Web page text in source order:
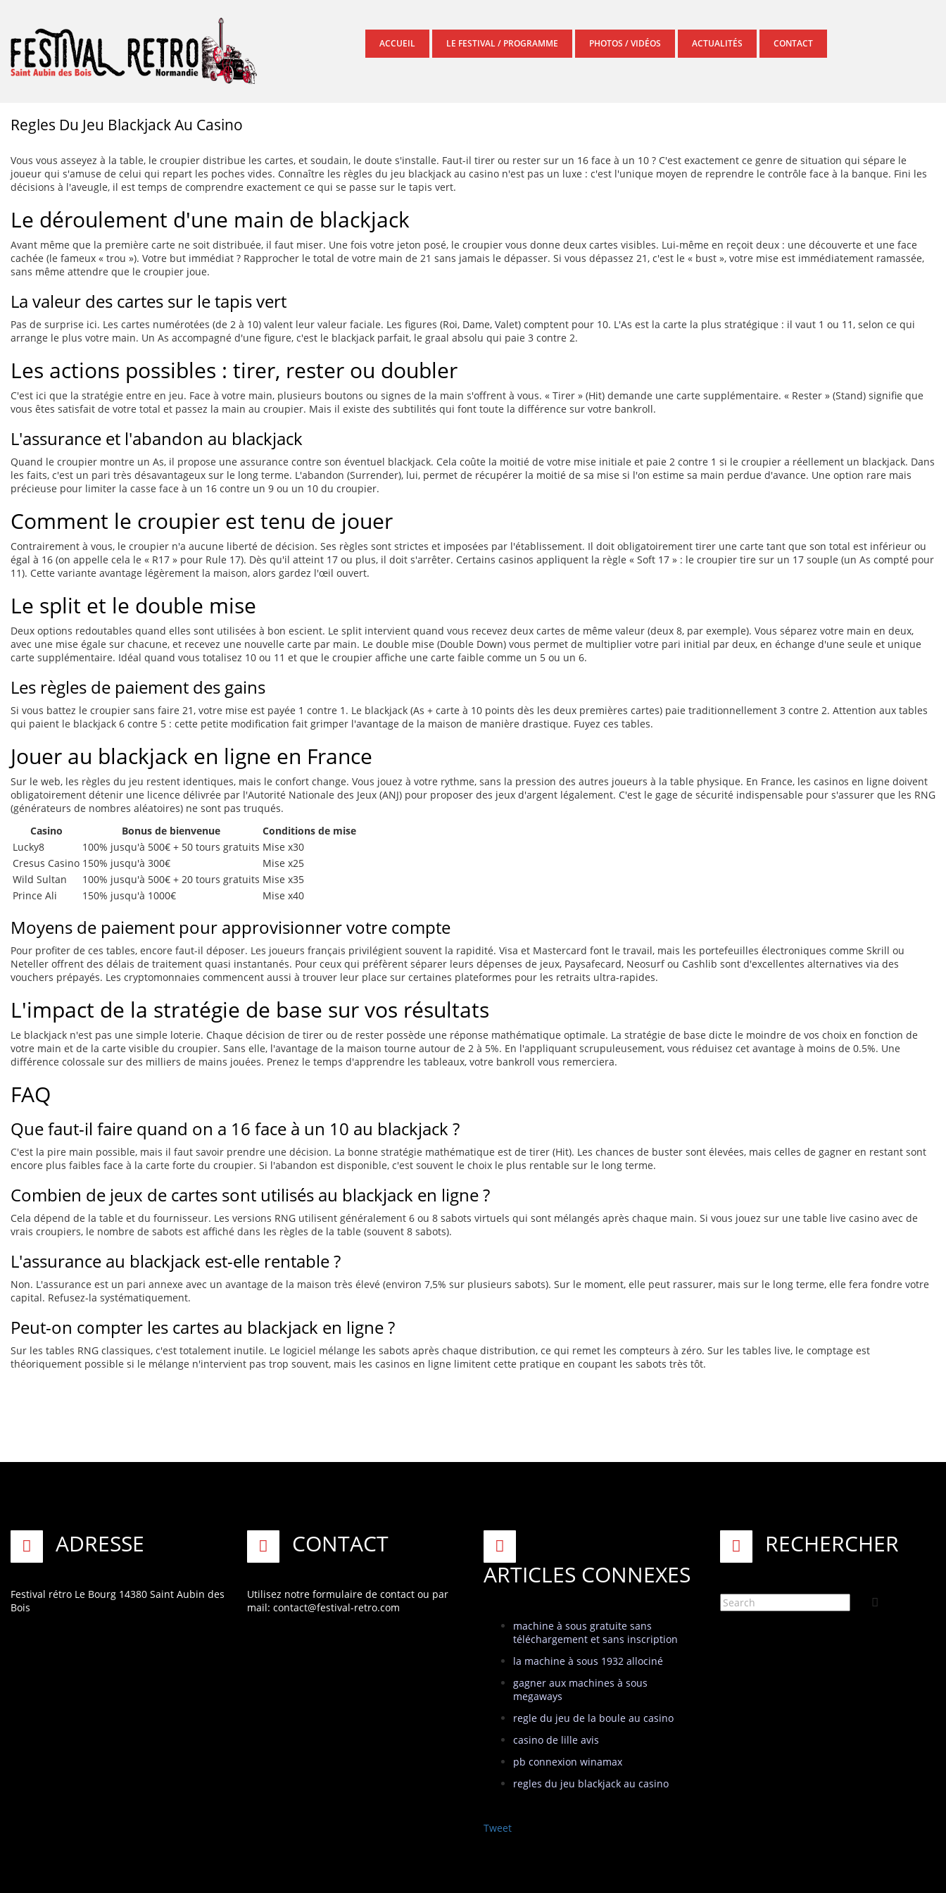
ACCUEIL LE FESTIVAL / PROGRAMME PHOTOS / VIDÉOS ACTUALITÉS CONTACT
Regles Du Jeu Blackjack Au Casino
Vous vous asseyez à la table, le croupier distribue les cartes, et soudain, le doute s'installe. Faut-il tirer ou rester sur un 16 face à un 10 ? C'est exactement ce genre de situation qui sépare le
joueur qui s'amuse de celui qui repart les poches vides. Connaître les règles du jeu blackjack au casino n'est pas un luxe : c'est l'unique moyen de reprendre le contrôle face à la banque. Fini les
décisions à l'aveugle, il est temps de comprendre exactement ce qui se passe sur le tapis vert.
Le déroulement d'une main de blackjack
Avant même que la première carte ne soit distribuée, il faut miser. Une fois votre jeton posé, le croupier vous donne deux cartes visibles. Lui-même en reçoit deux : une découverte et une face
cachée (le fameux « trou »). Votre but immédiat ? Rapprocher le total de votre main de 21 sans jamais le dépasser. Si vous dépassez 21, c'est le « bust », votre mise est immédiatement ramassée,
sans même attendre que le croupier joue.
La valeur des cartes sur le tapis vert
Pas de surprise ici. Les cartes numérotées (de 2 à 10) valent leur valeur faciale. Les figures (Roi, Dame, Valet) comptent pour 10. L'As est la carte la plus stratégique : il vaut 1 ou 11, selon ce qui
arrange le plus votre main. Un As accompagné d'une figure, c'est le blackjack parfait, le graal absolu qui paie 3 contre 2.
Les actions possibles : tirer, rester ou doubler
C'est ici que la stratégie entre en jeu. Face à votre main, plusieurs boutons ou signes de la main s'offrent à vous. « Tirer » (Hit) demande une carte supplémentaire. « Rester » (Stand) signifie que
vous êtes satisfait de votre total et passez la main au croupier. Mais il existe des subtilités qui font toute la différence sur votre bankroll.
L'assurance et l'abandon au blackjack
Quand le croupier montre un As, il propose une assurance contre son éventuel blackjack. Cela coûte la moitié de votre mise initiale et paie 2 contre 1 si le croupier a réellement un blackjack. Dans
les faits, c'est un pari très désavantageux sur le long terme. L'abandon (Surrender), lui, permet de récupérer la moitié de sa mise si l'on estime sa main perdue d'avance. Une option rare mais
précieuse pour limiter la casse face à un 16 contre un 9 ou un 10 du croupier.
Comment le croupier est tenu de jouer
Contrairement à vous, le croupier n'a aucune liberté de décision. Ses règles sont strictes et imposées par l'établissement. Il doit obligatoirement tirer une carte tant que son total est inférieur ou
égal à 16 (on appelle cela le « R17 » pour Rule 17). Dès qu'il atteint 17 ou plus, il doit s'arrêter. Certains casinos appliquent la règle « Soft 17 » : le croupier tire sur un 17 souple (un As compté pour
11). Cette variante avantage légèrement la maison, alors gardez l'œil ouvert.
Le split et le double mise
Deux options redoutables quand elles sont utilisées à bon escient. Le split intervient quand vous recevez deux cartes de même valeur (deux 8, par exemple). Vous séparez votre main en deux,
avec une mise égale sur chacune, et recevez une nouvelle carte par main. Le double mise (Double Down) vous permet de multiplier votre pari initial par deux, en échange d'une seule et unique
carte supplémentaire. Idéal quand vous totalisez 10 ou 11 et que le croupier affiche une carte faible comme un 5 ou un 6.
Les règles de paiement des gains
Si vous battez le croupier sans faire 21, votre mise est payée 1 contre 1. Le blackjack (As + carte à 10 points dès les deux premières cartes) paie traditionnellement 3 contre 2. Attention aux tables
qui paient le blackjack 6 contre 5 : cette petite modification fait grimper l'avantage de la maison de manière drastique. Fuyez ces tables.
Jouer au blackjack en ligne en France
Sur le web, les règles du jeu restent identiques, mais le confort change. Vous jouez à votre rythme, sans la pression des autres joueurs à la table physique. En France, les casinos en ligne doivent
obligatoirement détenir une licence délivrée par l'Autorité Nationale des Jeux (ANJ) pour proposer des jeux d'argent légalement. C'est le gage de sécurité indispensable pour s'assurer que les RNG
(générateurs de nombres aléatoires) ne sont pas truqués.
Casino
Bonus de bienvenue
Conditions de mise
Lucky8
100% jusqu'à 500€ + 50 tours gratuits Mise x30
Cresus Casino 150% jusqu'à 300€
Mise x25
Wild Sultan
100% jusqu'à 500€ + 20 tours gratuits Mise x35
Prince Ali
150% jusqu'à 1000€ Mise x40
Moyens de paiement pour approvisionner votre compte
Pour profiter de ces tables, encore faut-il déposer. Les joueurs français privilégient souvent la rapidité. Visa et Mastercard font le travail, mais les portefeuilles électroniques comme Skrill ou
Neteller offrent des délais de traitement quasi instantanés. Pour ceux qui préfèrent séparer leurs dépenses de jeux, Paysafecard, Neosurf ou Cashlib sont d'excellentes alternatives via des
vouchers prépayés. Les cryptomonnaies commencent aussi à trouver leur place sur certaines plateformes pour les retraits ultra-rapides.
L'impact de la stratégie de base sur vos résultats
Le blackjack n'est pas une simple loterie. Chaque décision de tirer ou de rester possède une réponse mathématique optimale. La stratégie de base dicte le moindre de vos choix en fonction de
votre main et de la carte visible du croupier. Sans elle, l'avantage de la maison tourne autour de 2 à 5%. En l'appliquant scrupuleusement, vous réduisez cet avantage à moins de 0.5%. Une
différence colossale sur des milliers de mains jouées. Prenez le temps d'apprendre les tableaux, votre bankroll vous remerciera.
FAQ
Que faut-il faire quand on a 16 face à un 10 au blackjack ?
C'est la pire main possible, mais il faut savoir prendre une décision. La bonne stratégie mathématique est de tirer (Hit). Les chances de buster sont élevées, mais celles de gagner en restant sont
encore plus faibles face à la carte forte du croupier. Si l'abandon est disponible, c'est souvent le choix le plus rentable sur le long terme.
Combien de jeux de cartes sont utilisés au blackjack en ligne ?
Cela dépend de la table et du fournisseur. Les versions RNG utilisent généralement 6 ou 8 sabots virtuels qui sont mélangés après chaque main. Si vous jouez sur une table live casino avec de
vrais croupiers, le nombre de sabots est affiché dans les règles de la table (souvent 8 sabots).
L'assurance au blackjack est-elle rentable ?
Non. L'assurance est un pari annexe avec un avantage de la maison très élevé (environ 7,5% sur plusieurs sabots). Sur le moment, elle peut rassurer, mais sur le long terme, elle fera fondre votre
capital. Refusez-la systématiquement.
Peut-on compter les cartes au blackjack en ligne ?
Sur les tables RNG classiques, c'est totalement inutile. Le logiciel mélange les sabots après chaque distribution, ce qui remet les compteurs à zéro. Sur les tables live, le comptage est
théoriquement possible si le mélange n'intervient pas trop souvent, mais les casinos en ligne limitent cette pratique en coupant les sabots très tôt.
ADRESSE
Festival rétro Le Bourg 14380 Saint Aubin des
Bois
CONTACT
Utilisez notre formulaire de contact ou par
mail: contact@festival-retro.com
ARTICLES CONNEXES
machine à sous gratuite sans
téléchargement et sans inscription
la machine à sous 1932 allociné
gagner aux machines à sous
megaways
regle du jeu de la boule au casino
casino de lille avis
pb connexion winamax
regles du jeu blackjack au casino
Tweet
RECHERCHER